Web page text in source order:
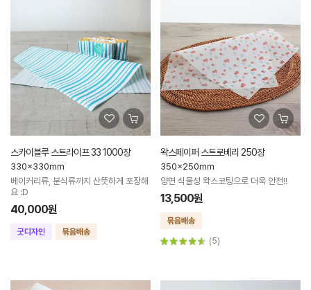
스카이블루 스트라이프 33 1000장
330x330mm
베이커리류, 분식류까지 산뜻하게 포장해
요 :D
40,000원
왁스페이퍼 스트로베리 250장
350x250mm
양면 식물성 왁스코팅으로 더욱 안전!!
13,500원
(5)